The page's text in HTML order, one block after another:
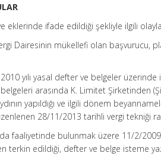
eklerinde ifade edildiği şekliyle ilgili
Dairesinin mükellefi olan başvurucu,
yılı yasal defter ve belgeler üzerinde
arasında K. Limitet Şirketinden
yapıldığı ve ilgili dönem
28/11/2013 tarihli vergi tekniği
faaliyetinde bulunmak üzere 11/2/
terkin edildiği, defter ve belge isteme